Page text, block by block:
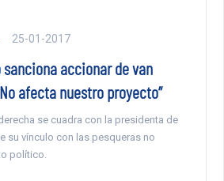
25-01-2017
sanciona accionar de van
afecta nuestro proyecto”
se cuadra con la presidenta de
su vínculo con las pesqueras no
político.